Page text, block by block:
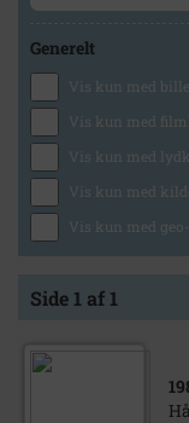
Generelt
Vis kun med
Vis kun med
Vis kun med
Vis kun med
Vis kun med
Side 1 af 1